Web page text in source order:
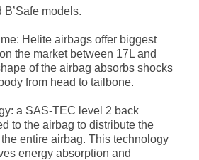
models.
Helite airbags offer biggest
the market between 17L and
of the airbag absorbs shocks
from head to tailbone.
a SAS-TEC level 2 back
to the airbag to distribute the
entire airbag. This technology
energy absorption and